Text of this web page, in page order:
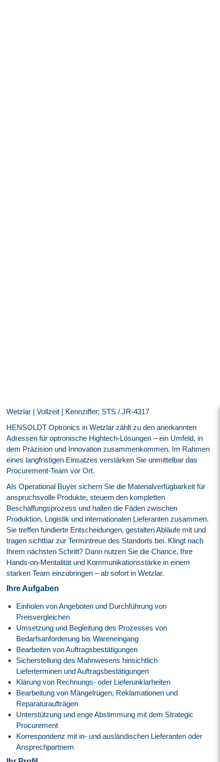
Wetzlar | Vollzeit | Kennziffer; STS / JR-4317
HENSOLDT Optronics in Wetzlar zählt zu den anerkannten
Adressen für optronische Hightech‑Lösungen – ein Umfeld, in
dem Präzision und Innovation zusammenkommen. Im Rahmen
eines langfristigen Einsatzes verstärken Sie unmittelbar das
Procurement‑Team vor Ort.
Als Operational Buyer sichern Sie die Materialverfügbarkeit für
anspruchsvolle Produkte, steuern den kompletten
Beschaffungsprozess und halten die Fäden zwischen
Produktion, Logistik und internationalen Lieferanten zusammen.
Sie treffen fundierte Entscheidungen, gestalten Abläufe mit und
tragen sichtbar zur Termintreue des Standorts bei. Klingt nach
Ihrem nächsten Schritt? Dann nutzen Sie die Chance, Ihre
Hands-on-Mentalität und Kommunikationsstärke in einem
starken Team einzubringen – ab sofort in Wetzlar.
Ihre Aufgaben
Einholen von Angeboten und Durchführung von
Preisvergleichen
Umsetzung und Begleitung des Prozesses von
Bedarfsanforderung bis Wareneingang
Bearbeiten von Auftragsbestätigungen
Sicherstellung des Mahnwesens hinsichtlich
Lieferterminen und Auftragsbestätigungen
Klärung von Rechnungs- oder Lieferunklarheiten
Bearbeitung von Mängelrügen, Reklamationen und
Reparaturaufträgen
Unterstützung und enge Abstimmung mit dem Strategic
Procurement
Korrespondenz mit in- und ausländischen Lieferanten oder
Ansprechpartnern